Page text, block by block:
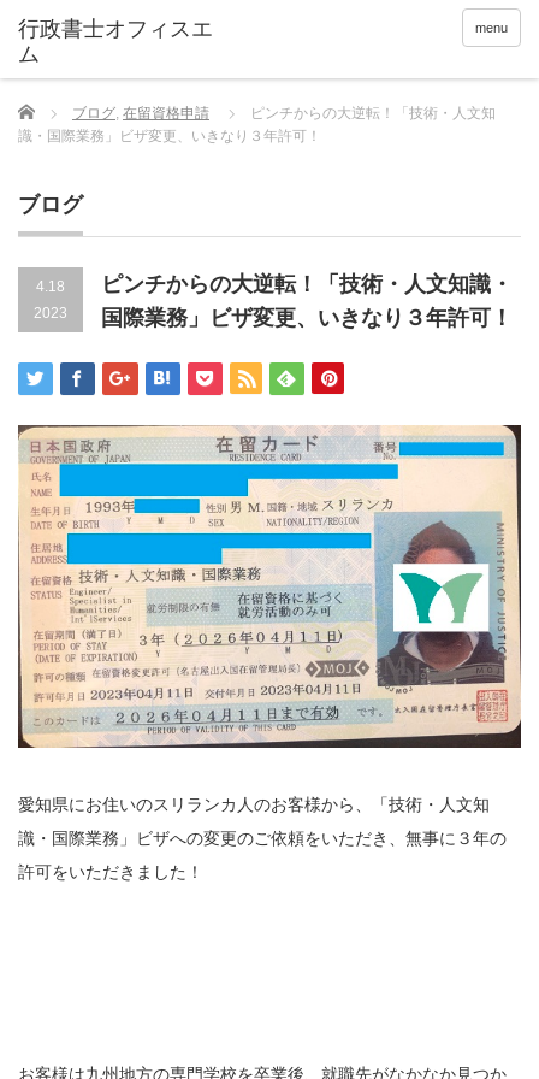
menu
Home ブログ, 在留資格申請
ピンチからの大逆転！「技術・人文知
識・国際業務」ビザ変更、いきなり３年許可！
ブログ
4.18
2023
ピンチからの大逆転！「技術・人文知識・
国際業務」ビザ変更、いきなり３年許可！
愛知県にお住いのスリランカ人のお客様から、「技術・人文知
識・国際業務」ビザへの変更のご依頼をいただき、無事に３年の
許可をいただきました！
お客様は九州地方の専門学校を卒業後、就職先がなかなか見つか